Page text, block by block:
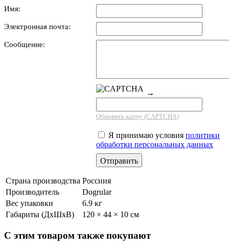
Имя:
Электронная почта:
Сообщение:
→
Обновить капчу (CAPTCHA)
Я принимаю условия политики
обработки персональных данных
Страна производства Россиия
Производитель
Dogrular
Вес упаковки
6.9 кг
Габариты (ДхШхВ)
120 × 44 × 10 см
С этим товаром также покупают